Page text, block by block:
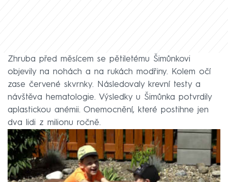
Zhruba před měsícem se pětiletému Šimůnkovi
objevily na nohách a na rukách modřiny. Kolem očí
zase červené skvrnky. Následovaly krevní testy a
návštěva hematologie. Výsledky u Šimůnka potvrdily
aplastickou anémii. Onemocnění, které postihne jen
dva lidi z milionu ročně.